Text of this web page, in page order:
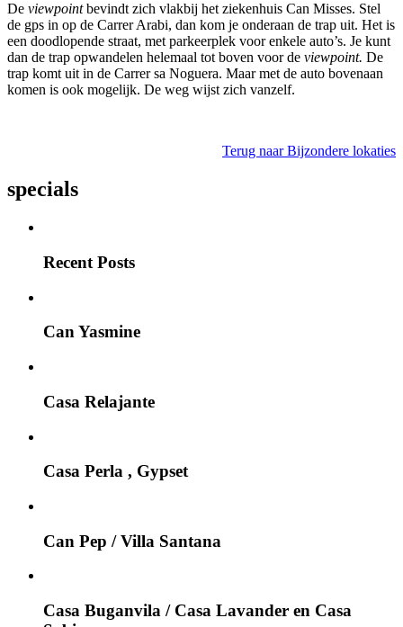
De viewpointbevindt zich vlakbij het ziekenhuis Can Misses. Stel
de gps in op de Carrer Arabi, dan kom je onderaan de trap uit. Het is
een doodlopende straat, met parkeerplek voor enkele auto’s. Je kunt
dan de trap opwandelen helemaal tot boven voor de viewpoint. De
trap komt uit in de Carrer sa Noguera. Maar met de auto bovenaan
komen is ook mogelijk. De weg wijst zich vanzelf.
Terug naar Bijzondere lokaties
specials
Recent Posts
Can Yasmine
Casa Relajante
Casa Perla , Gypset
Can Pep / Villa Santana
Casa Buganvila / Casa Lavander en Casa